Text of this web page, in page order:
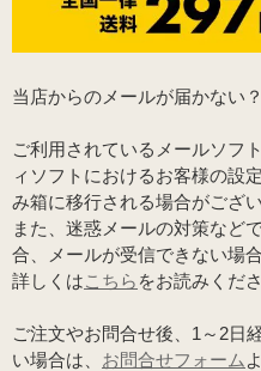
当店からのメールが届かない？
ご利用されているメールソフ
ィソフトにおけるお客様の設
み箱に移行される場合がござい
また、迷惑メールの対策など
合、メールが受信できない場
詳しくはこちら をお読みくださ
ご注文やお問合せ後、1～2日
い場合は、 お問合せフォーム